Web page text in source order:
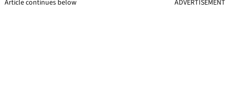
Article continues below ADVERTISEMENT